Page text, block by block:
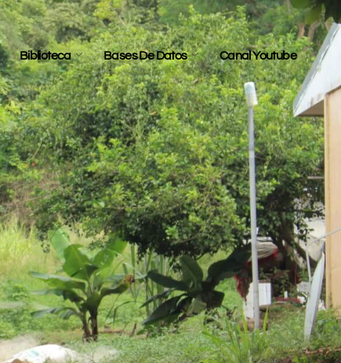
Biblioteca Bases De Datos Canal Youtube